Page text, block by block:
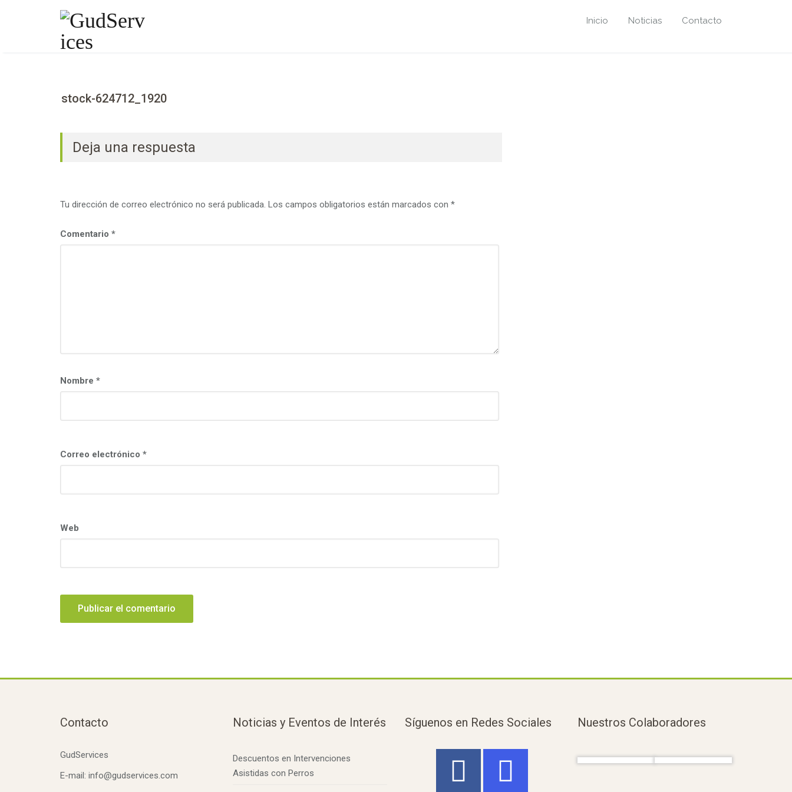
Inicio Noticias Contacto
stock-624712_1920
Deja una respuesta
Tu dirección de correo electrónico no será publicada. Los campos obligatorios están marcados con *
Comentario *
Nombre *
Correo electrónico *
Web
Contacto
GudServices
E-mail: info@gudservices.com
Noticias y Eventos de Interés
Descuentos en Intervenciones
Asistidas con Perros
Síguenos en Redes Sociales Nuestros Colaboradores